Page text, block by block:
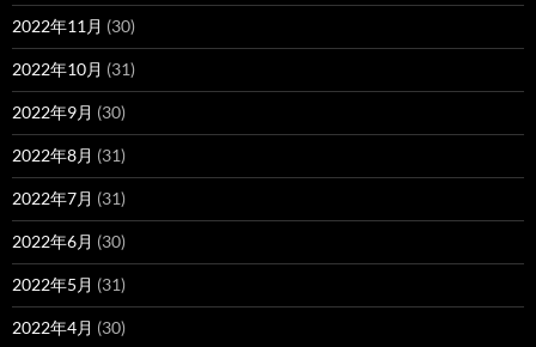
2022年11月 (30)
2022年10月 (31)
2022年9月 (30)
2022年8月 (31)
2022年7月 (31)
2022年6月 (30)
2022年5月 (31)
2022年4月 (30)